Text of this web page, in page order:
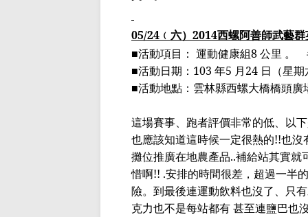
05/24 ﹙ 六） 2014西螺阿善師武藝
■活動項目： 運動健康組8公里 。
■活動日期： 103 年5 月24 日（星
■活動地點：雲林縣西螺大橋橋頭廣
這場賽事、跑者評價非常的低、以
也應該知道這時候一定很熱的!!也沒
攤位推廣在地農產品..補給站其實就
惜啊!! .安排的時間很差，超過一半
險。到最後連運動飲料也沒了、只
克力也不是每站都有 甚至連鹽巴也